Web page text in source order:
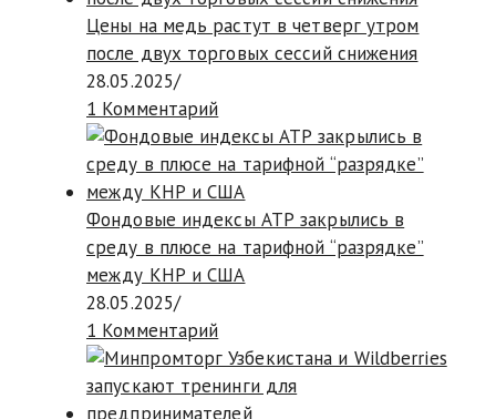
Цены на медь растут в четверг утром
после двух торговых сессий снижения
28.05.2025/
1 Комментарий
Фондовые индексы АТР закрылись в
среду в плюсе на тарифной “разрядке”
между КНР и США
28.05.2025/
1 Комментарий